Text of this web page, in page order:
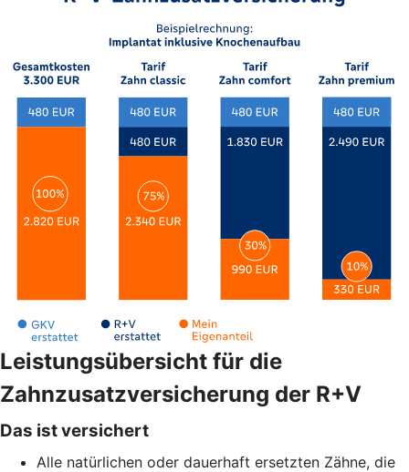
Leistungsübersicht für die
Zahnzusatzversicherung der R+V
Das ist versichert
Alle natürlichen oder dauerhaft ersetzten Zähne, die